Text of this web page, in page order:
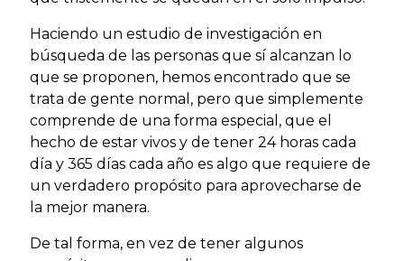
Haciendo un estudio de investigación en
búsqueda de las personas que sí alcanzan lo
que se proponen, hemos encontrado que se
trata de gente normal, pero que simplemente
comprende de una forma especial, que el
hecho de estar vivos y de tener 24 horas cada
día y 365 días cada año es algo que requiere de
un verdadero propósito para aprovecharse de
la mejor manera.
De tal forma, en vez de tener algunos